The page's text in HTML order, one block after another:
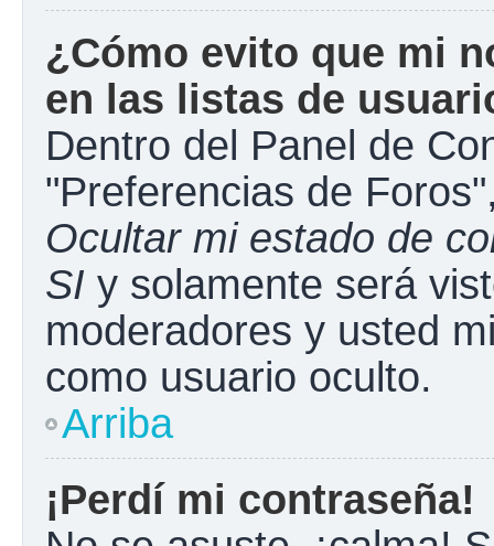
¿Cómo evito que mi
en las listas de
Dentro del Panel de
"Preferencias de
Ocultar mi estado de
SI y solamente será
moderadores y usted
como usuario oculto.
Arriba
¡Perdí mi contraseña!